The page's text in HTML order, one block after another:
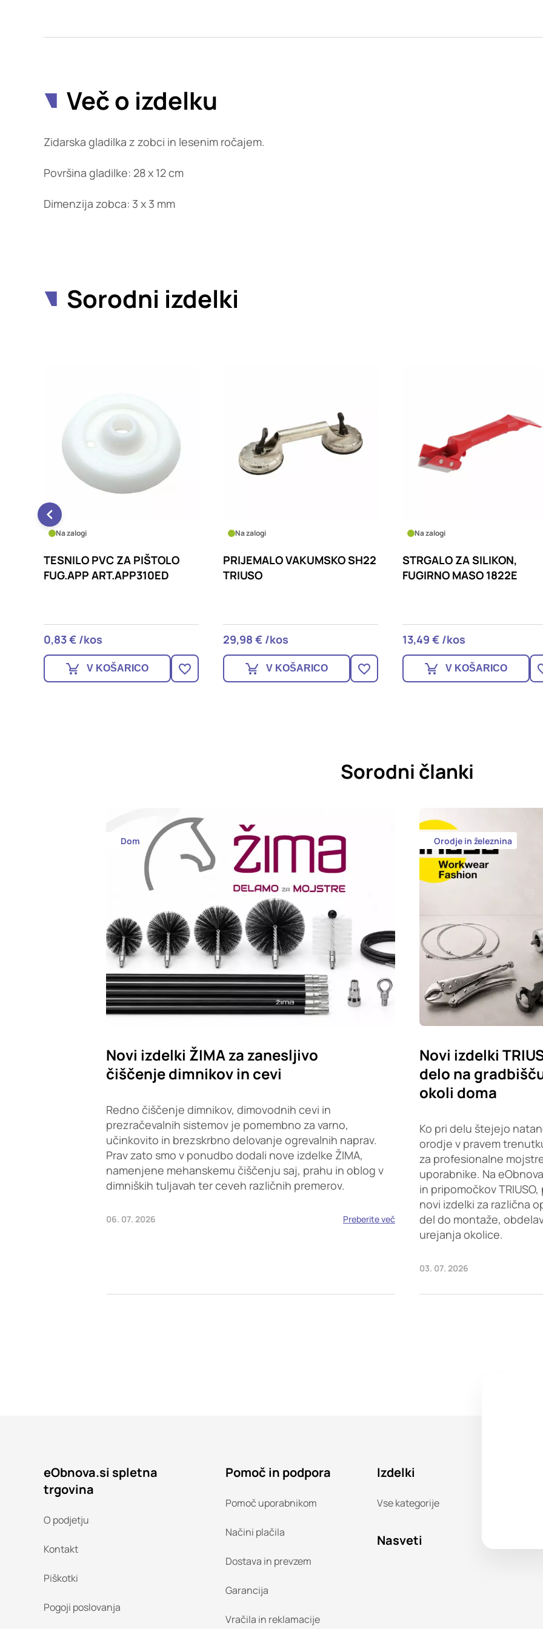
Več o izdelku
Zidarska gladilka z zobci in lesenim ročajem.
Površina gladilke: 28 x 12 cm
Dimenzija zobca: 3 x 3 mm
Sorodni izdelki
Na zalogi
PRIJEMALO VAKUMSKO SH22
TRIUSO
29,98 € /kos
V KOŠARICO
Na zalogi
STRGALO ZA SILIKON,
FUGIRNO MASO 1822E
13,49 € /kos
V KOŠARICO
Na zalogi
LOPATICE ZA FUGIRANJE
4KOS FUGSTIX4
12,29 € /set
V KOŠARICO
Sorodni članki
Dom
Novi izdelki ŽIMA za zanesljivo
čiščenje dimnikov in cevi
Redno čiščenje dimnikov, dimovodnih cevi in
prezračevalnih sistemov je pomembno za varno,
učinkovito in brezskrbno delovanje ogrevalnih naprav.
Prav zato smo v ponudbo dodali nove izdelke ŽIMA,
namenjene mehanskemu čiščenju saj, prahu in oblog v
dimniških tuljavah ter ceveh različnih premerov.
06. 07. 2026 Preberite več
Orodje in železnina
Novi izdelki
delo na
okoli doma
Ko pri delu štejejo
orodje v pravem
za profesionalne
uporabnike. Na
in pripomočkov
novi izdelki za različna
del do montaže,
urejanja okolice.
03. 07. 2026
eObnova.si spletna
trgovina
O podjetju
Kontakt
Piškotki
Pogoji poslovanja
Pomoč in podpora
Pomoč uporabnikom
Načini plačila
Dostava in prevzem
Garancija
Vračila in reklamacije
Izdelki
Vse kategorije
Nasveti